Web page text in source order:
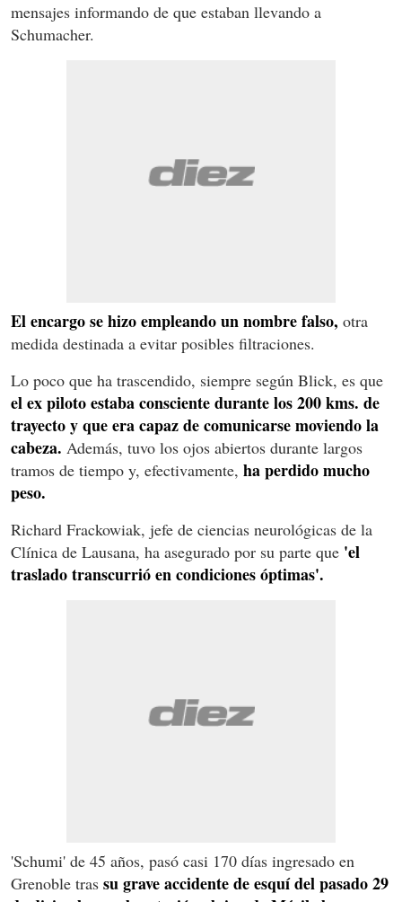
mensajes informando de que estaban llevando a
Schumacher.
El encargo se hizo empleando un nombre falso, otra
medida destinada a evitar posibles filtraciones.
Lo poco que ha trascendido, siempre según Blick, es que
el ex piloto estaba consciente durante los 200 kms. de
trayecto y que era capaz de comunicarse moviendo la
cabeza. Además, tuvo los ojos abiertos durante largos
tramos de tiempo y, efectivamente, ha perdido mucho
peso.
Richard Frackowiak, jefe de ciencias neurológicas de la
Clínica de Lausana, ha asegurado por su parte que 'el
traslado transcurrió en condiciones óptimas'.
'Schumi' de 45 años, pasó casi 170 días ingresado en
Grenoble tras su grave accidente de esquí del pasado 29